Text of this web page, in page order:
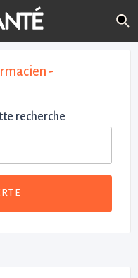
-
recherche